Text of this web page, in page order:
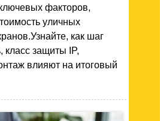
факторов,
уличных
как шаг
класс защиты IP,
влияют на итоговый